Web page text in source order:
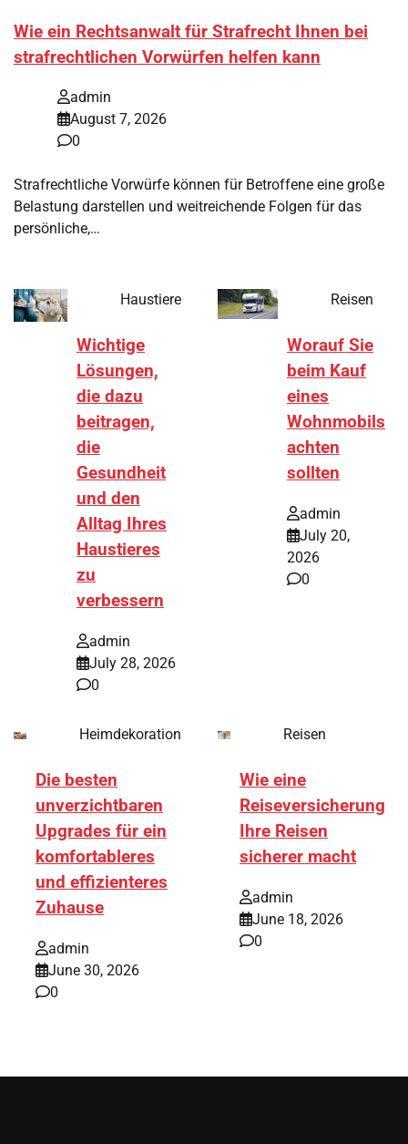
Wie ein Rechtsanwalt für Strafrecht Ihnen bei
strafrechtlichen Vorwürfen helfen kann
admin
August 7, 2026
0
Strafrechtliche Vorwürfe können für Betroffene eine große
Belastung darstellen und weitreichende Folgen für das
persönliche,…
Haustiere
Wichtige
Lösungen,
die dazu
beitragen,
die
Gesundheit
und den
Alltag Ihres
Haustieres
zu
verbessern
admin
July 28, 2026
0
Reisen
Worauf Sie
beim Kauf
eines
Wohnmobils
achten
sollten
admin
July 20,
2026
0
Heimdekoration
Die besten
unverzichtbaren
Upgrades für ein
komfortableres
und effizienteres
Zuhause
admin
June 30, 2026
0
Reisen
Wie eine
Reiseversicherung
Ihre Reisen
sicherer macht
admin
June 18, 2026
0